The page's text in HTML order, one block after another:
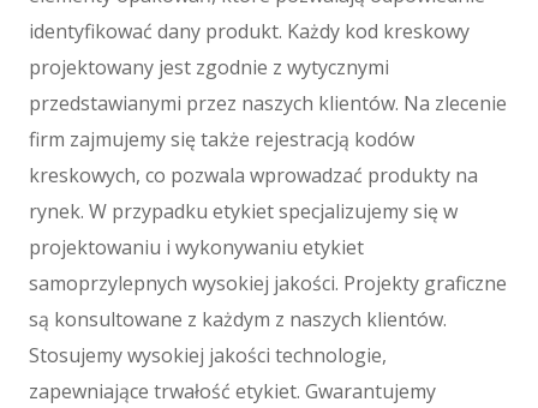
Maszyny
Maszyny
Narzędzia
Przemysł Metalowy
Spedycja
Transport
Części Samochodowe
Wynajem
Usługi Motoryzacyjne
Salony, Komisy
E-marketing
identyfikować dany produkt. Każdy kod kreskowy
projektowany jest zgodnie z wytycznymi
przedstawianymi przez naszych klientów. Na zlecenie
firm zajmujemy się także rejestracją kodów
kreskowych, co pozwala wprowadzać produkty na
rynek. W przypadku etykiet specjalizujemy się w
projektowaniu i wykonywaniu etykiet
samoprzylepnych wysokiej jakości. Projekty graficzne
są konsultowane z każdym z naszych klientów.
Stosujemy wysokiej jakości technologie,
zapewniające trwałość etykiet. Gwarantujemy